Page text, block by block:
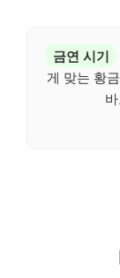
금연 시기
게 맞는 황